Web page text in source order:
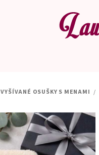
VYŠÍVANÉ OSUŠKY S MENAMI /